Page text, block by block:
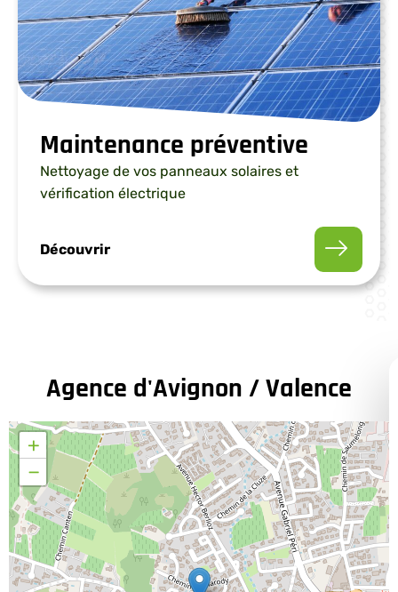
Maintenance préventive
Nettoyage de vos panneaux solaires et
vérification électrique
Découvrir
Agence d'Avignon / Valence
+
−